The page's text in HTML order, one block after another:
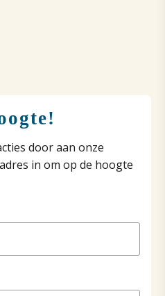
door aan onze
in om op de hoogte